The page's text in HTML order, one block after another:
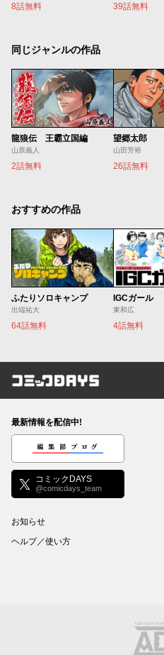
8話無料 39話無料
同じジャンルの作品
龍狼伝 王霸立国編
山原義人
2話無料
望郷太郎
山田芳裕
26話無料
おすすめの作品
ふたりソロキャンプ
出端祐大
64話無料
IGCガール
東和広
4話無料
コミックDAYS
最新情報を配信中!
編集部ブログ
コミックDAYS
@comicdays_team
お知らせ
ヘルプ／使い方